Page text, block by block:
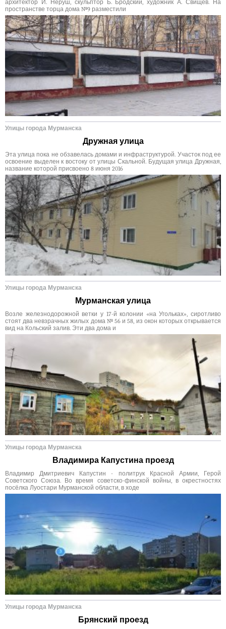
архитектор И. Неруш, скульптор Б. Бродский, художник А. Свищев. На
пространстве торца дома №9 разместили
Улицы города Мурманска
Дружная улица
Эта улица пока не обзавелась домами и инфраструктурой. Участок под ее
освоение выделен к востоку от улицы Скальной. Будущая улица Дружная,
название которой присвоено 8 июня 2016
Улицы города Мурманска
Мурманская улица
Возле железнодорожной ветки у 17-й колонии «на Угольках», сиротливо
стоят два невзрачных жилых дома № 56 и 58, из окон которых открывается
вид на Кольский залив. Эти два дома и
Улицы города Мурманска
Владимира Капустина проезд
Владимир Дмитриевич Капустин - политрук Красной Армии, Герой
Советского Союза. Во время советско-финской войны, в окрестностях
посёлка Луостари Мурманской области, в ходе
Улицы города Мурманска
Брянский проезд